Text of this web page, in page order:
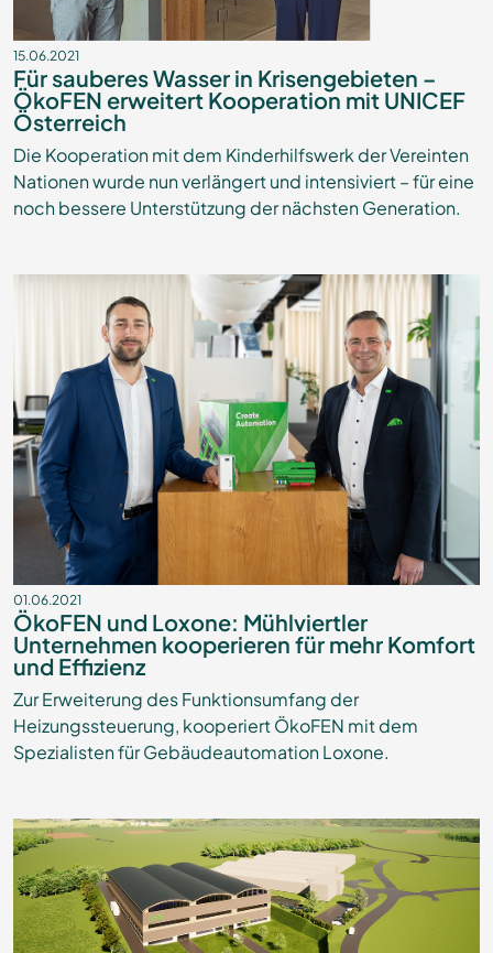
15.06.2021
Für sauberes Wasser in Krisengebieten –
ÖkoFEN erweitert Kooperation mit UNICEF
Österreich
Die Kooperation mit dem Kinderhilfswerk der Vereinten
Nationen wurde nun verlängert und intensiviert – für eine
noch bessere Unterstützung der nächsten Generation.
01.06.2021
ÖkoFEN und Loxone: Mühlviertler
Unternehmen kooperieren für mehr Komfort
und Effizienz
Zur Erweiterung des Funktionsumfang der
Heizungssteuerung, kooperiert ÖkoFEN mit dem
Spezialisten für Gebäudeautomation Loxone.